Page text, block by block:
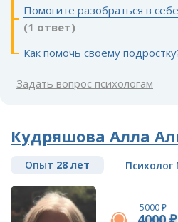
Помогите разобраться в
(1 ответ)
Как помочь своему
Задать вопрос психологам
Кудряшова Алла
Опыт 28 лет Психолог
5000 ₽